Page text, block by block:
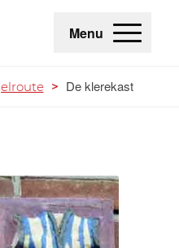
Menu
> De klerekast